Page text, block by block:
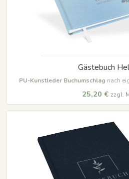
Gästebuch
PU-Kunstleder Buchumschlag nach
25,20 € zzgl.